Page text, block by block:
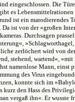
eingeschlossen. Die
es
ist ein marodierendes
Da ist von der »großen
Durchsagen
»Schlagworthagel,
zerlöchert wird von
stehend, wartend«,
namenlose Mann, einst
des Virus
konnte sich im
kurz den Hass des
vergaß ihn«. Er wusste